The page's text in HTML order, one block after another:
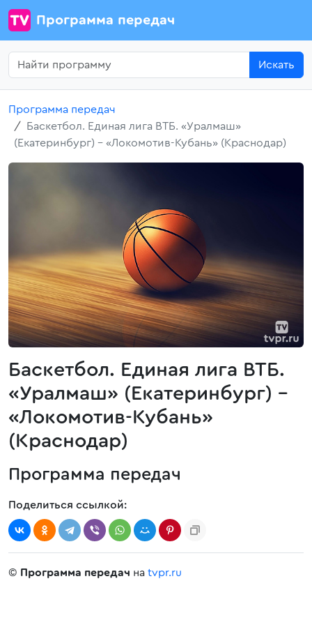
Программа передач
Искать
Программа передач
Баскетбол. Единая лига ВТБ. «Уралмаш»
(Екатеринбург) - «Локомотив-Кубань» (Краснодар)
Баскетбол. Единая лига ВТБ.
«Уралмаш» (Екатеринбург) -
«Локомотив-Кубань»
(Краснодар)
Программа передач
Поделиться ссылкой:
© Программа передач на tvpr.ru